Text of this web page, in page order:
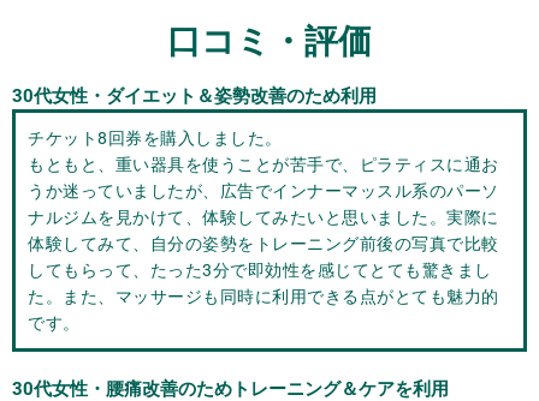
口コミ・評価
30代女性・ダイエット＆姿勢改善のため利用
チケット8回券を購入しました。
もともと、重い器具を使うことが苦手で、ピラティスに通お
うか迷っていましたが、広告でインナーマッスル系のパーソ
ナルジムを見かけて、体験してみたいと思いました。実際に
体験してみて、自分の姿勢をトレーニング前後の写真で比較
してもらって、たった3分で即効性を感じてとても驚きまし
た。また、マッサージも同時に利用できる点がとても魅力的
です。
30代女性・腰痛改善のためトレーニング＆ケアを利用